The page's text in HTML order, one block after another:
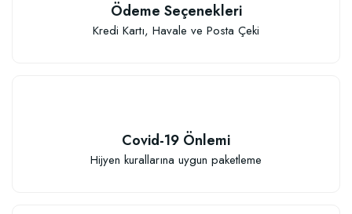
Ödeme Seçenekleri
Kredi Kartı, Havale ve Posta Çeki
Covid-19 Önlemi
Hijyen kurallarına uygun paketleme